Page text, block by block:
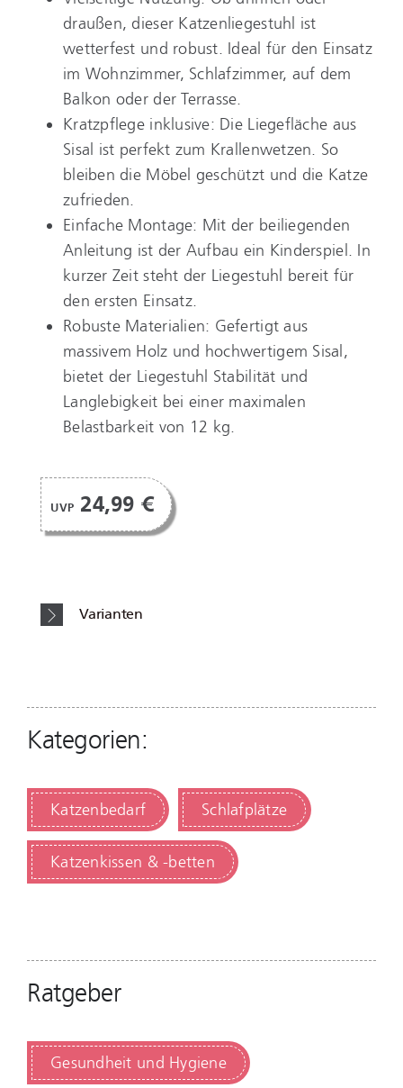
draußen, dieser Katzenliegestuhl ist
wetterfest und robust. Ideal für den Einsatz
im Wohnzimmer, Schlafzimmer, auf dem
Balkon oder der Terrasse.
Kratzpflege inklusive: Die Liegefläche aus
Sisal ist perfekt zum Krallenwetzen. So
bleiben die Möbel geschützt und die Katze
zufrieden.
Einfache Montage: Mit der beiliegenden
Anleitung ist der Aufbau ein Kinderspiel. In
kurzer Zeit steht der Liegestuhl bereit für
den ersten Einsatz.
Robuste Materialien: Gefertigt aus
massivem Holz und hochwertigem Sisal,
bietet der Liegestuhl Stabilität und
Langlebigkeit bei einer maximalen
Belastbarkeit von 12 kg.
UVP 24,99 €
Varianten
Kategorien:
Katzenbedarf Schlafplätze
Katzenkissen & -betten
Ratgeber
Gesundheit und Hygiene